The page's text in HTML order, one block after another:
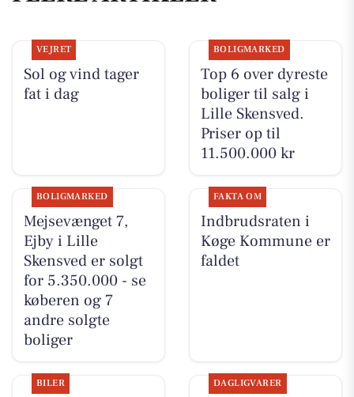
VEJRET
Sol og vind tager
fat i dag
BOLIGMARKED
Top 6 over dyreste
boliger til salg i
Lille Skensved.
Priser op til
11.500.000 kr
BOLIGMARKED
Mejsevænget 7,
Ejby i Lille
Skensved er solgt
for 5.350.000 - se
køberen og 7
andre solgte
boliger
FAKTA OM
Indbrudsraten i
Køge Kommune er
faldet
BILER DAGLIGVARER